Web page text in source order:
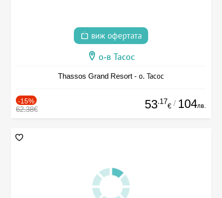
виж офертата
о-в Тасос
Thassos Grand Resort - о. Тасос
-15%
62.38€ 53.17
€ / 104лв.